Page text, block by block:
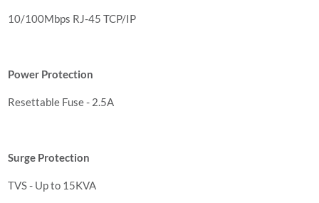
10/100Mbps RJ-45 TCP/IP
Power Protection
Resettable Fuse - 2.5A
Surge Protection
TVS - Up to 15KVA